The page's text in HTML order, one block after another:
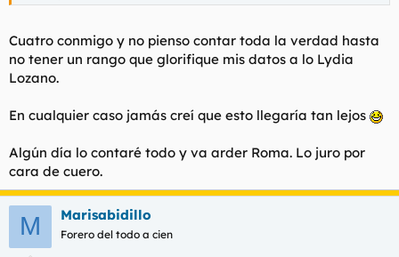
Cuatro conmigo y no pienso contar toda la verdad hasta
no tener un rango que glorifique mis datos a lo Lydia
Lozano.
En cualquier caso jamás creí que esto llegaría tan lejos
Algún día lo contaré todo y va arder Roma. Lo juro por
cara de cuero.
M Marisabidillo
Forero del todo a cien